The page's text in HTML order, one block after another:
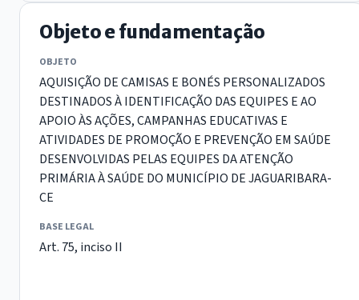
Objeto e fundamentação
OBJETO
AQUISIÇÃO DE CAMISAS E BONÉS PERSONALIZADOS
DESTINADOS À IDENTIFICAÇÃO DAS EQUIPES E AO
APOIO ÀS AÇÕES, CAMPANHAS EDUCATIVAS E
ATIVIDADES DE PROMOÇÃO E PREVENÇÃO EM SAÚDE
DESENVOLVIDAS PELAS EQUIPES DA ATENÇÃO
PRIMÁRIA À SAÚDE DO MUNICÍPIO DE JAGUARIBARA-
CE
BASE LEGAL
Art. 75, inciso II